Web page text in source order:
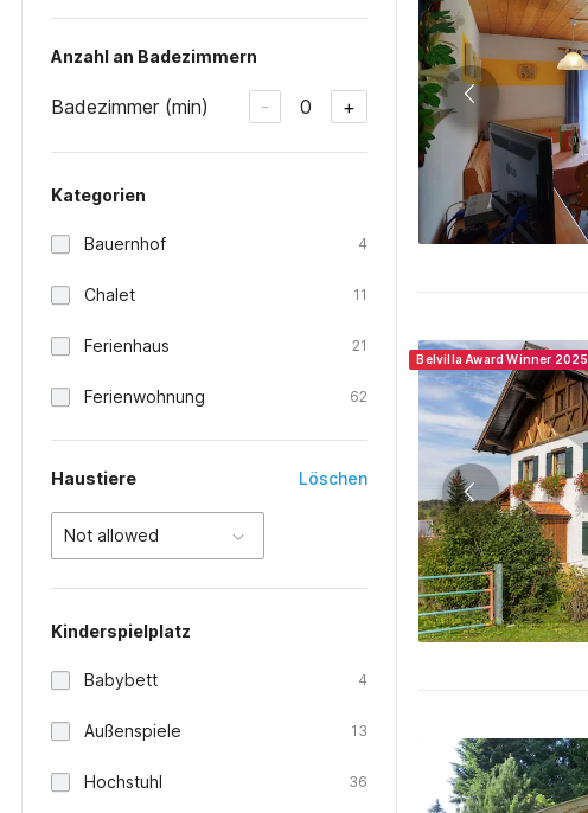
Anzahl an Badezimmern
Badezimmer (min) - 0 +
Kategorien
Bauernhof 4
Chalet 11
Ferienhaus 21
Ferienwohnung 62
Haustiere Löschen
Not allowed
Kinderspielplatz
Babybett 4
Außenspiele 13
Hochstuhl 36
Belvilla Award Winner 2025